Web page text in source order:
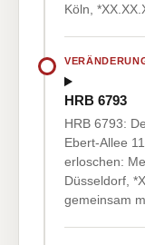
Köln,
HRB 6793
HRB 6793:
Ebert-Allee
erloschen:
Düsseldorf,
gemeinsam